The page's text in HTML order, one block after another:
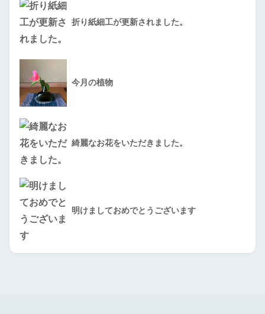
折り紙細工が更新されました。
今月の植物
綺麗なお花をいただきました。
明けましておめでとうございます